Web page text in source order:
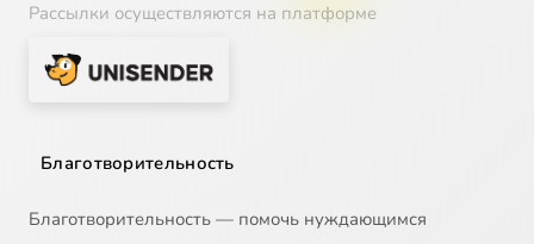
17 Борьба со страстями
18 Страстная седьмица
Рассылки осуществляются на платформе
Благотворительность
Благотворительность — помочь нуждающимся